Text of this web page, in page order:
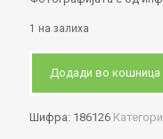
1 на залиха
Додади во кошница
Шифра: 186126